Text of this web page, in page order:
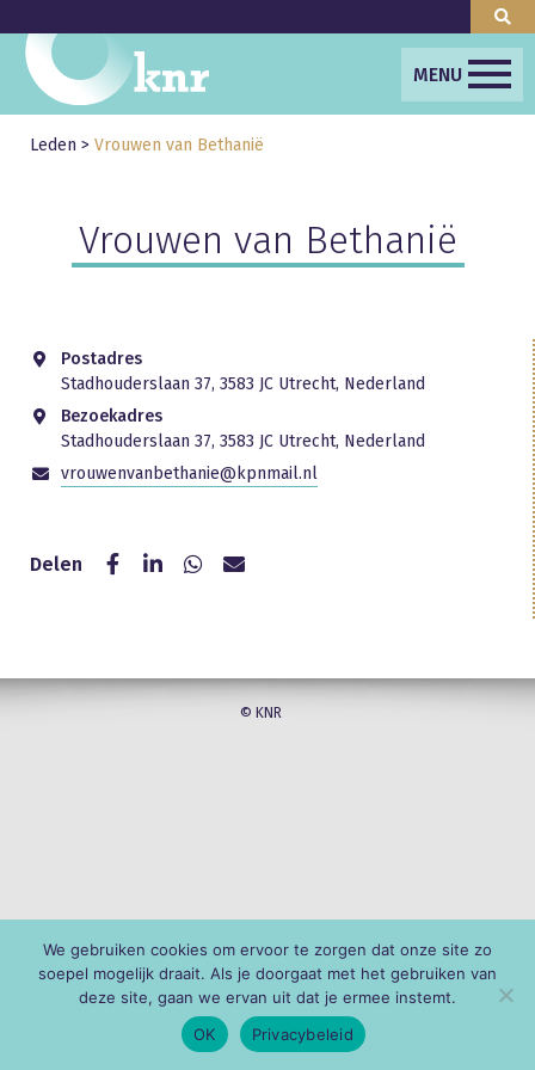
MENU
Leden > Vrouwen van Bethanië
Vrouwen van Bethanië
Postadres
Stadhouderslaan 37, 3583 JC Utrecht, Nederland
Bezoekadres
Stadhouderslaan 37, 3583 JC Utrecht, Nederland
vrouwenvanbethanie@kpnmail.nl
Delen
© KNR
We gebruiken cookies om ervoor te zorgen dat onze site zo
soepel mogelijk draait. Als je doorgaat met het gebruiken van
deze site, gaan we ervan uit dat je ermee instemt.
OK
Privacybeleid